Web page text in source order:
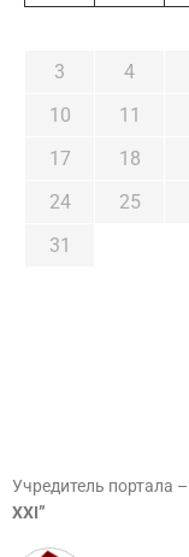
3
4
10
11
17
18
24
25
31
Учредитель портала –
XXI”